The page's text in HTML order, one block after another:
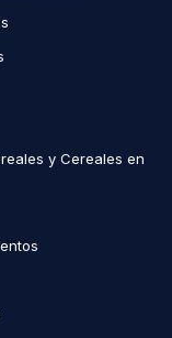
y Cereales en